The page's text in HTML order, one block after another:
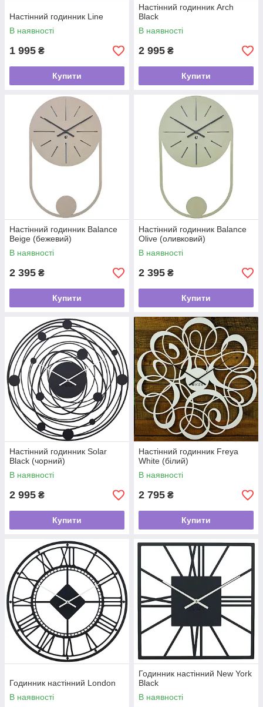
Настінний годинник Line
В наявності
1 995 ₴
Купити
Настінний годинник Arch
Black
В наявності
2 995 ₴
Купити
Настінний годинник Balance
Beige (бежевий)
В наявності
2 395 ₴
Купити
Настінний годинник Balance
Olive (оливковий)
В наявності
2 395 ₴
Купити
Настінний годинник Solar
Black (чорний)
В наявності
2 995 ₴
Купити
Настінний годинник Freya
White (білий)
В наявності
2 795 ₴
Купити
Годинник настінний London
В наявності
Годинник настінний New York
Black
В наявності